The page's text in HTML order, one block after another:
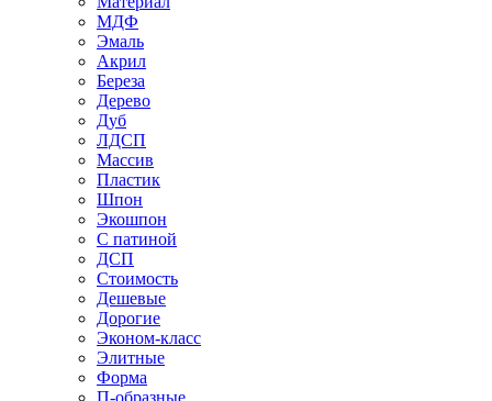
МДФ
Эмаль
Акрил
Береза
Дерево
Дуб
ЛДСП
Массив
Пластик
Шпон
Экошпон
С патиной
ДСП
Стоимость
Дешевые
Дорогие
Эконом-класс
Элитные
Форма
П-образные